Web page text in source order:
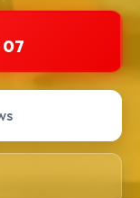
07